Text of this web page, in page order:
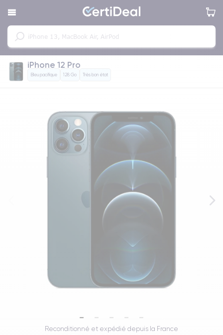
iPhone 12 Pro
Bleu pacifique 128 Go Très bon état
Reconditionné et expédié depuis la France